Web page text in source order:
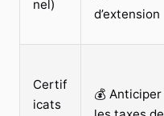
nel)
d’extension
Certif
icats
💰 Anticiper